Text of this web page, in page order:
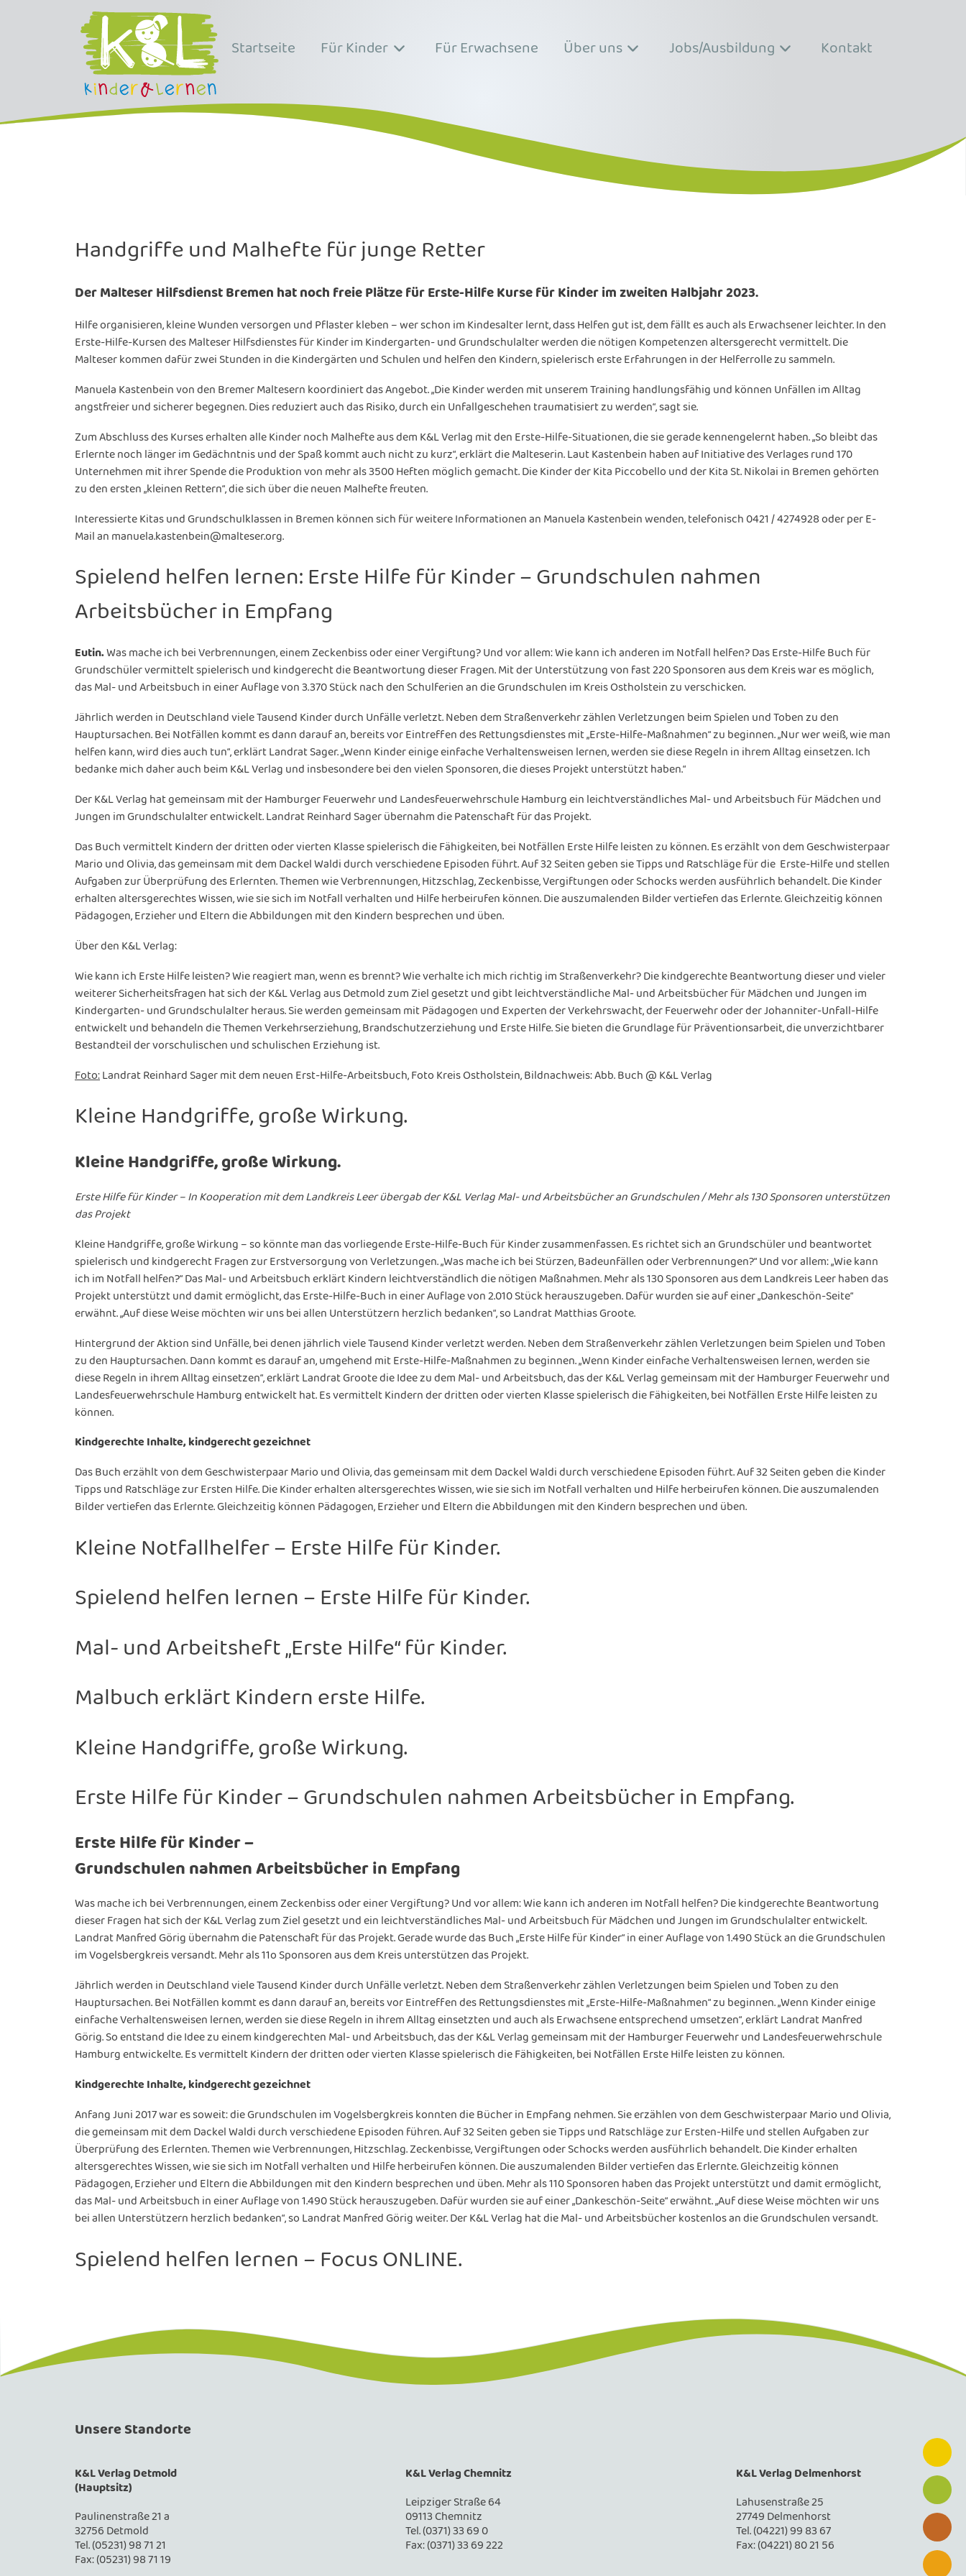
Startseite Für Kinder Für Erwachsene Über uns Jobs/Ausbildung Kontakt
Handgriffe und Malhefte für junge Retter
Der Malteser Hilfsdienst Bremen hat noch freie Plätze für Erste-Hilfe Kurse für Kinder im zweiten Halbjahr 2023.
Hilfe organisieren, kleine Wunden versorgen und Pflaster kleben – wer schon im Kindesalter lernt, dass Helfen gut ist, dem fällt es auch als Erwachsener leichter. In den
Erste-Hilfe-Kursen des Malteser Hilfsdienstes für Kinder im Kindergarten- und Grundschulalter werden die nötigen Kompetenzen altersgerecht vermittelt. Die
Malteser kommen dafür zwei Stunden in die Kindergärten und Schulen und helfen den Kindern, spielerisch erste Erfahrungen in der Helferrolle zu sammeln.
Manuela Kastenbein von den Bremer Maltesern koordiniert das Angebot. „Die Kinder werden mit unserem Training handlungsfähig und können Unfällen im Alltag
angstfreier und sicherer begegnen. Dies reduziert auch das Risiko, durch ein Unfallgeschehen traumatisiert zu werden“, sagt sie.
Zum Abschluss des Kurses erhalten alle Kinder noch Malhefte aus dem K&L Verlag mit den Erste-Hilfe-Situationen, die sie gerade kennengelernt haben. „So bleibt das
Erlernte noch länger im Gedächntnis und der Spaß kommt auch nicht zu kurz“, erklärt die Malteserin. Laut Kastenbein haben auf Initiative des Verlages rund 170
Unternehmen mit ihrer Spende die Produktion von mehr als 3500 Heften möglich gemacht. Die Kinder der Kita Piccobello und der Kita St. Nikolai in Bremen gehörten
zu den ersten „kleinen Rettern“, die sich über die neuen Malhefte freuten.
Interessierte Kitas und Grundschulklassen in Bremen können sich für weitere Informationen an Manuela Kastenbein wenden, telefonisch 0421 / 4274928 oder per E-
Mail an manuela.kastenbein@malteser.org.
Spielend helfen lernen: Erste Hilfe für Kinder – Grundschulen nahmen
Arbeitsbücher in Empfang
Eutin.Was mache ich bei Verbrennungen, einem Zeckenbiss oder einer Vergiftung? Und vor allem: Wie kann ich anderen im Notfall helfen? Das Erste-Hilfe Buch für
Grundschüler vermittelt spielerisch und kindgerecht die Beantwortung dieser Fragen. Mit der Unterstützung von fast 220 Sponsoren aus dem Kreis war es möglich,
das Mal- und Arbeitsbuch in einer Auflage von 3.370 Stück nach den Schulferien an die Grundschulen im Kreis Ostholstein zu verschicken.
Jährlich werden in Deutschland viele Tausend Kinder durch Unfälle verletzt. Neben dem Straßenverkehr zählen Verletzungen beim Spielen und Toben zu den
Hauptursachen. Bei Notfällen kommt es dann darauf an, bereits vor Eintreffen des Rettungsdienstes mit „Erste-Hilfe-Maßnahmen“ zu beginnen. „Nur wer weiß, wie man
helfen kann, wird dies auch tun“, erklärt Landrat Sager. „Wenn Kinder einige einfache Verhaltensweisen lernen, werden sie diese Regeln in ihrem Alltag einsetzen. Ich
bedanke mich daher auch beim K&L Verlag und insbesondere bei den vielen Sponsoren, die dieses Projekt unterstützt haben.“
Der K&L Verlag hat gemeinsam mit der Hamburger Feuerwehr und Landesfeuerwehrschule Hamburg ein leichtverständliches Mal- und Arbeitsbuch für Mädchen und
Jungen im Grundschulalter entwickelt. Landrat Reinhard Sager übernahm die Patenschaft für das Projekt.
Das Buch vermittelt Kindern der dritten oder vierten Klasse spielerisch die Fähigkeiten, bei Notfällen Erste Hilfe leisten zu können. Es erzählt von dem Geschwisterpaar
Mario und Olivia, das gemeinsam mit dem Dackel Waldi durch verschiedene Episoden führt. Auf 32 Seiten geben sie Tipps und Ratschläge für die Erste-Hilfe und stellen
Aufgaben zur Überprüfung des Erlernten. Themen wie Verbrennungen, Hitzschlag, Zeckenbisse, Vergiftungen oder Schocks werden ausführlich behandelt. Die Kinder
erhalten altersgerechtes Wissen, wie sie sich im Notfall verhalten und Hilfe herbeirufen können. Die auszumalenden Bilder vertiefen das Erlernte. Gleichzeitig können
Pädagogen, Erzieher und Eltern die Abbildungen mit den Kindern besprechen und üben.
Über den K&L Verlag:
Wie kann ich Erste Hilfe leisten? Wie reagiert man, wenn es brennt? Wie verhalte ich mich richtig im Straßenverkehr? Die kindgerechte Beantwortung dieser und vieler
weiterer Sicherheitsfragen hat sich der K&L Verlag aus Detmold zum Ziel gesetzt und gibt leichtverständliche Mal- und Arbeitsbücher für Mädchen und Jungen im
Kindergarten- und Grundschulalter heraus. Sie werden gemeinsam mit Pädagogen und Experten der Verkehrswacht, der Feuerwehr oder der Johanniter-Unfall-Hilfe
entwickelt und behandeln die Themen Verkehrserziehung, Brandschutzerziehung und Erste Hilfe. Sie bieten die Grundlage für Präventionsarbeit, die unverzichtbarer
Bestandteil der vorschulischen und schulischen Erziehung ist.
Foto:Landrat Reinhard Sager mit dem neuen Erst-Hilfe-Arbeitsbuch, Foto Kreis Ostholstein, Bildnachweis: Abb. Buch @ K&L Verlag
Kleine Handgriffe, große Wirkung.
Kleine Handgriffe, große Wirkung.
Erste Hilfe für Kinder – In Kooperation mit dem Landkreis Leer übergab der K&L Verlag Mal- und Arbeitsbücher an Grundschulen / Mehr als 130 Sponsoren unterstützen
das Projekt
Kleine Handgriffe, große Wirkung – so könnte man das vorliegende Erste-Hilfe-Buch für Kinder zusammenfassen. Es richtet sich an Grundschüler und beantwortet
spielerisch und kindgerecht Fragen zur Erstversorgung von Verletzungen. „Was mache ich bei Stürzen, Badeunfällen oder Verbrennungen?“ Und vor allem: „Wie kann
ich im Notfall helfen?“ Das Mal- und Arbeitsbuch erklärt Kindern leichtverständlich die nötigen Maßnahmen. Mehr als 130 Sponsoren aus dem Landkreis Leer haben das
Projekt unterstützt und damit ermöglicht, das Erste-Hilfe-Buch in einer Auflage von 2.010 Stück herauszugeben. Dafür wurden sie auf einer „Dankeschön-Seite“
erwähnt. „Auf diese Weise möchten wir uns bei allen Unterstützern herzlich bedanken“, so Landrat Matthias Groote.
Hintergrund der Aktion sind Unfälle, bei denen jährlich viele Tausend Kinder verletzt werden. Neben dem Straßenverkehr zählen Verletzungen beim Spielen und Toben
zu den Hauptursachen. Dann kommt es darauf an, umgehend mit Erste-Hilfe-Maßnahmen zu beginnen. „Wenn Kinder einfache Verhaltensweisen lernen, werden sie
diese Regeln in ihrem Alltag einsetzen“, erklärt Landrat Groote die Idee zu dem Mal- und Arbeitsbuch, das der K&L Verlag gemeinsam mit der Hamburger Feuerwehr und
Landesfeuerwehrschule Hamburg entwickelt hat. Es vermittelt Kindern der dritten oder vierten Klasse spielerisch die Fähigkeiten, bei Notfällen Erste Hilfe leisten zu
können.
Kindgerechte Inhalte, kindgerecht gezeichnet
Das Buch erzählt von dem Geschwisterpaar Mario und Olivia, das gemeinsam mit dem Dackel Waldi durch verschiedene Episoden führt. Auf 32 Seiten geben die Kinder
Tipps und Ratschläge zur Ersten Hilfe. Die Kinder erhalten altersgerechtes Wissen, wie sie sich im Notfall verhalten und Hilfe herbeirufen können. Die auszumalenden
Bilder vertiefen das Erlernte. Gleichzeitig können Pädagogen, Erzieher und Eltern die Abbildungen mit den Kindern besprechen und üben.
Kleine Notfallhelfer – Erste Hilfe für Kinder.
Spielend helfen lernen – Erste Hilfe für Kinder.
Mal- und Arbeitsheft „Erste Hilfe“ für Kinder.
Malbuch erklärt Kindern erste Hilfe.
Kleine Handgriffe, große Wirkung.
Erste Hilfe für Kinder – Grundschulen nahmen Arbeitsbücher in Empfang.
Erste Hilfe für Kinder –
Grundschulen nahmen Arbeitsbücher in Empfang
Was mache ich bei Verbrennungen, einem Zeckenbiss oder einer Vergiftung? Und vor allem: Wie kann ich anderen im Notfall helfen? Die kindgerechte Beantwortung
dieser Fragen hat sich der K&L Verlag zum Ziel gesetzt und ein leichtverständliches Mal- und Arbeitsbuch für Mädchen und Jungen im Grundschulalter entwickelt.
Landrat Manfred Görig übernahm die Patenschaft für das Projekt. Gerade wurde das Buch „Erste Hilfe für Kinder“ in einer Auflage von 1.490 Stück an die Grundschulen
im Vogelsbergkreis versandt. Mehr als 11o Sponsoren aus dem Kreis unterstützen das Projekt.
Jährlich werden in Deutschland viele Tausend Kinder durch Unfälle verletzt. Neben dem Straßenverkehr zählen Verletzungen beim Spielen und Toben zu den
Hauptursachen. Bei Notfällen kommt es dann darauf an, bereits vor Eintreffen des Rettungsdienstes mit „Erste-Hilfe-Maßnahmen“ zu beginnen. „Wenn Kinder einige
einfache Verhaltensweisen lernen, werden sie diese Regeln in ihrem Alltag einsetzten und auch als Erwachsene entsprechend umsetzen“, erklärt Landrat Manfred
Görig. So entstand die Idee zu einem kindgerechten Mal- und Arbeitsbuch, das der K&L Verlag gemeinsam mit der Hamburger Feuerwehr und Landesfeuerwehrschule
Hamburg entwickelte. Es vermittelt Kindern der dritten oder vierten Klasse spielerisch die Fähigkeiten, bei Notfällen Erste Hilfe leisten zu können.
Kindgerechte Inhalte, kindgerecht gezeichnet
Anfang Juni 2017 war es soweit: die Grundschulen im Vogelsbergkreis konnten die Bücher in Empfang nehmen. Sie erzählen von dem Geschwisterpaar Mario und Olivia,
die gemeinsam mit dem Dackel Waldi durch verschiedene Episoden führen. Auf 32 Seiten geben sie Tipps und Ratschläge zur Ersten-Hilfe und stellen Aufgaben zur
Überprüfung des Erlernten. Themen wie Verbrennungen, Hitzschlag. Zeckenbisse, Vergiftungen oder Schocks werden ausführlich behandelt. Die Kinder erhalten
altersgerechtes Wissen, wie sie sich im Notfall verhalten und Hilfe herbeirufen können. Die auszumalenden Bilder vertiefen das Erlernte. Gleichzeitig können
Pädagogen, Erzieher und Eltern die Abbildungen mit den Kindern besprechen und üben. Mehr als 110 Sponsoren haben das Projekt unterstützt und damit ermöglicht,
das Mal- und Arbeitsbuch in einer Auflage von 1.490 Stück herauszugeben. Dafür wurden sie auf einer „Dankeschön-Seite“ erwähnt. „Auf diese Weise möchten wir uns
bei allen Unterstützern herzlich bedanken“, so Landrat Manfred Görig weiter. Der K&L Verlag hat die Mal­- und Arbeitsbücher kostenlos an die Grundschulen versandt.
Spielend helfen lernen – Focus ONLINE.
Unsere Standorte
K&L Verlag Detmold
(Hauptsitz)
Paulinenstraße 21 a
32756 Detmold
Tel. (05231) 98 71 21
Fax: (05231) 98 71 19
K&L Verlag Chemnitz
Leipziger Straße 64
09113 Chemnitz
Tel. (0371) 33 69 0
Fax: (0371) 33 69 222
K&L Verlag Delmenhorst
Lahusenstraße 25
27749 Delmenhorst
Tel. (04221) 99 83 67
Fax: (04221) 80 21 56